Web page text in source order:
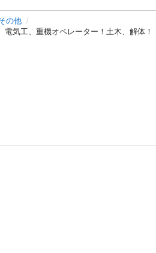
の他
電気工、重機オペレーター！土木、解体！